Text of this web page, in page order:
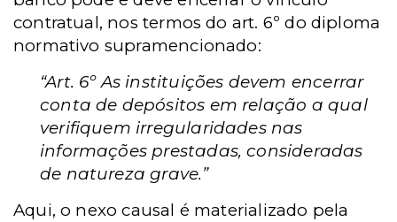
contratual, nos termos do art. 6º do diploma
normativo supramencionado:
“Art. 6º As instituições devem encerrar
conta de depósitos em relação a qual
verifiquem irregularidades nas
informações prestadas, consideradas
de natureza grave.”
Aqui, o nexo causal é materializado pela